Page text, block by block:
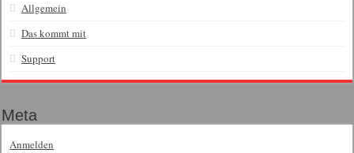
Allgemein
Das kommt mit
Support
Meta
Anmelden